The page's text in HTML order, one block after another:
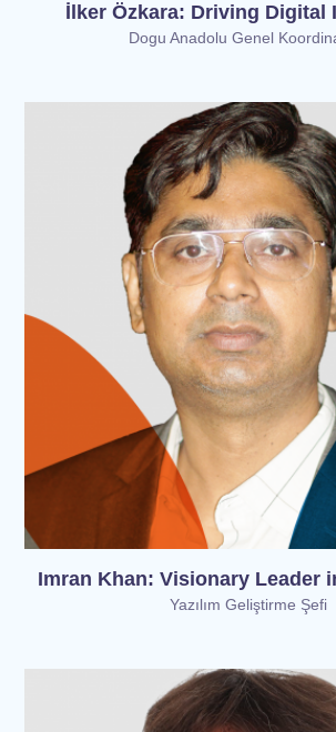
İlker Özkara: Driving Digital
Dogu Anadolu Genel
Imran Khan: Visionary Leader
Yazılım Geliştirme Şefi